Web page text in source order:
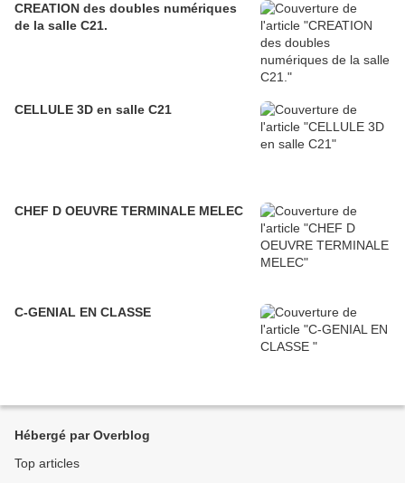
CREATION des doubles numériques
de la salle C21.
CELLULE 3D en salle C21
CHEF D OEUVRE TERMINALE MELEC
C-GENIAL EN CLASSE
Hébergé par Overblog
Top articles